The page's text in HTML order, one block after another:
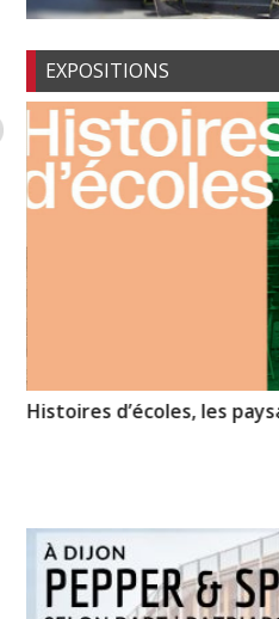
EXPOSITIONS
Histoires d’écoles, les